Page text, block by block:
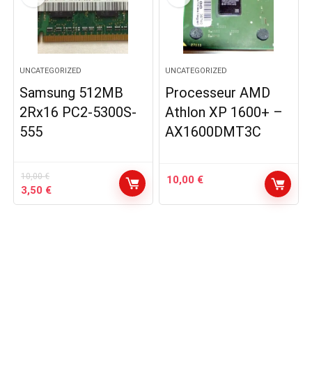
UNCATEGORIZED
Samsung 512MB
2Rx16 PC2-5300S-
555
10,00€
Le
prix
3,50 €Le
prix
UNCATEGORIZED
Processeur AMD
Athlon XP 1600+ –
AX1600DMT3C
10,00 €